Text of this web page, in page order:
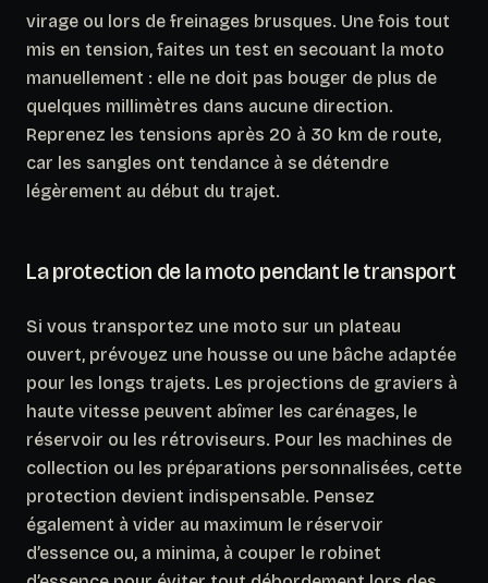
virage ou lors de freinages brusques. Une fois tout
mis en tension, faites un test en secouant la moto
manuellement : elle ne doit pas bouger de plus de
quelques millimètres dans aucune direction.
Reprenez les tensions après 20 à 30 km de route,
car les sangles ont tendance à se détendre
légèrement au début du trajet.
La protection de la moto pendant le transport
Si vous transportez une moto sur un plateau
ouvert, prévoyez une housse ou une bâche adaptée
pour les longs trajets. Les projections de graviers à
haute vitesse peuvent abîmer les carénages, le
réservoir ou les rétroviseurs. Pour les machines de
collection ou les préparations personnalisées, cette
protection devient indispensable. Pensez
également à vider au maximum le réservoir
d’essence ou, a minima, à couper le robinet